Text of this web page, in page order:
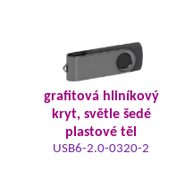
grafitová hliníkový
kryt, světle šedé
plastové těl
USB6-2.0-0320-2